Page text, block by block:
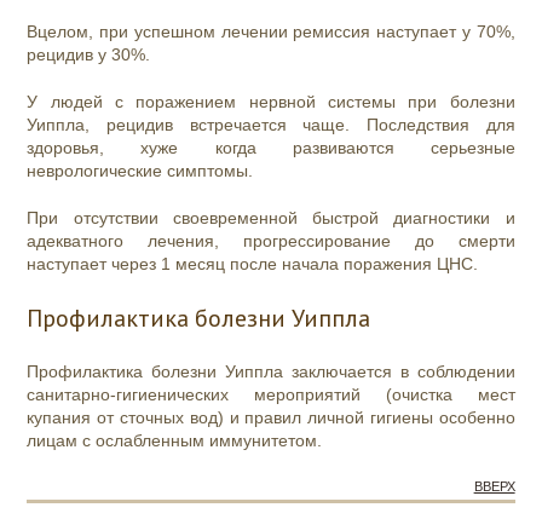
Вцелом, при успешном лечении ремиссия наступает у 70%,
рецидив у 30%.
У людей с поражением нервной системы при болезни
Уиппла, рецидив встречается чаще. Последствия для
здоровья, хуже когда развиваются серьезные
неврологические симптомы.
При отсутствии своевременной быстрой диагностики и
адекватного лечения, прогрессирование до смерти
наступает через 1 месяц после начала поражения ЦНС.
Профилактика болезни Уиппла
Профилактика болезни Уиппла заключается в соблюдении
санитарно-гигиенических мероприятий (очистка мест
купания от сточных вод) и правил личной гигиены особенно
лицам с ослабленным иммунитетом.
ВВЕРХ